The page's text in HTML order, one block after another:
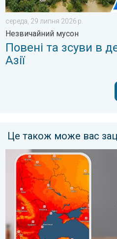
середа, 29 липня 2026 р.
Незвичайний мусон
Повені та зсуви в
Азії
Це також може вас
10 способів охолодження в